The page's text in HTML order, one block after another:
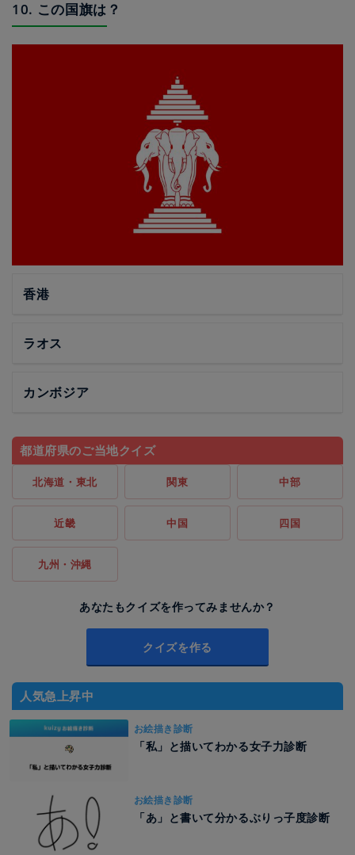
10. この国旗は？
香港
ラオス
カンボジア
都道府県のご当地クイズ
北海道・東北 関東 中部
近畿 中国 四国
九州・沖縄
あなたもクイズを作ってみませんか？
クイズを作る
人気急上昇中
お絵描き診断
「私」と描いてわかる女子力診断
お絵描き診断
「あ」と書いて分かるぶりっ子度診断